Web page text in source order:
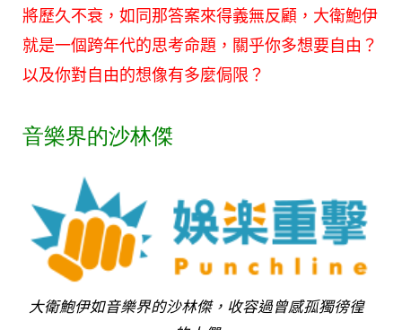
將歷久不衰，如同那答案來得義無反顧，大衛鮑伊
就是一個跨年代的思考命題，關乎你多想要自由？
以及你對自由的想像有多麼侷限？
音樂界的沙林傑
大衛鮑伊如音樂界的沙林傑，收容過曾感孤獨徬徨